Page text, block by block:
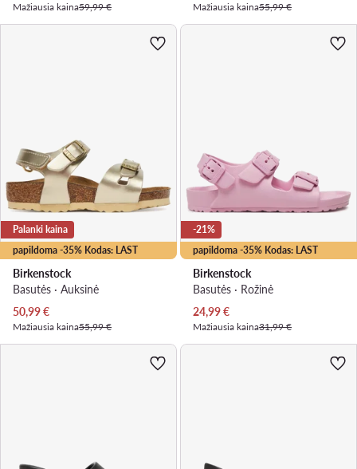
Mažiausia kaina59,99 € Mažiausia kaina55,99 €
papildoma -35% Kodas: LAST
Palanki kaina
Birkenstock
Basutės · Auksinė
Dabartinė kaina
50,99€
Mažiausia kaina55,99 €
papildoma -35% Kodas: LAST
-21%
Birkenstock
Basutės · Rožinė
Dabartinė kaina
24,99€
Mažiausia kaina31,99 €